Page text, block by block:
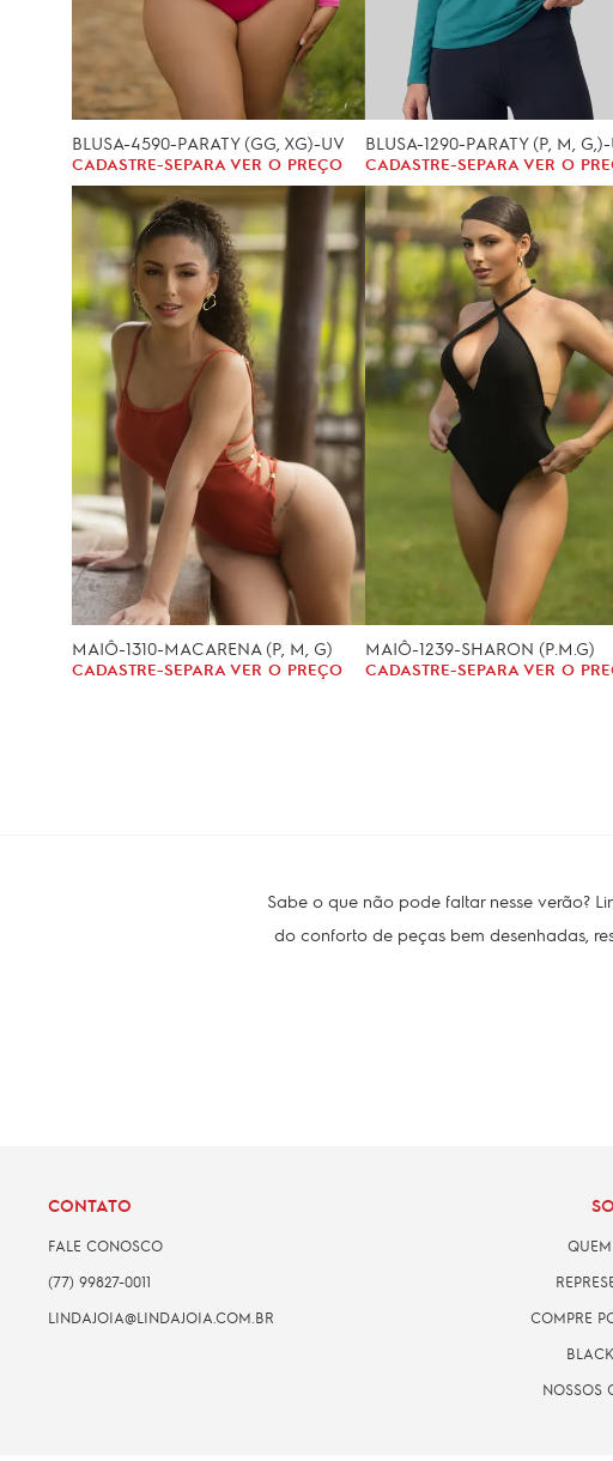
BLUSA-4590-PARATY (GG, XG)-UV
CADASTRE-SEPARA VER O PREÇO
BLUSA-1290-PARATY (P, M,
CADASTRE-SEPARA VER O
MAIÔ-1310-MACARENA (P, M, G)
CADASTRE-SEPARA VER O PREÇO
MAIÔ-1239-SHARON (P.M.G)
CADASTRE-SEPARA VER O
Sabe o que não pode faltar nesse verão?
do conforto de peças bem desenhadas,
CONTATO
FALE CONOSCO
(77) 99827-0011
LINDAJOIA@LINDAJOIA.COM.BR
COMPRE
NOSSOS